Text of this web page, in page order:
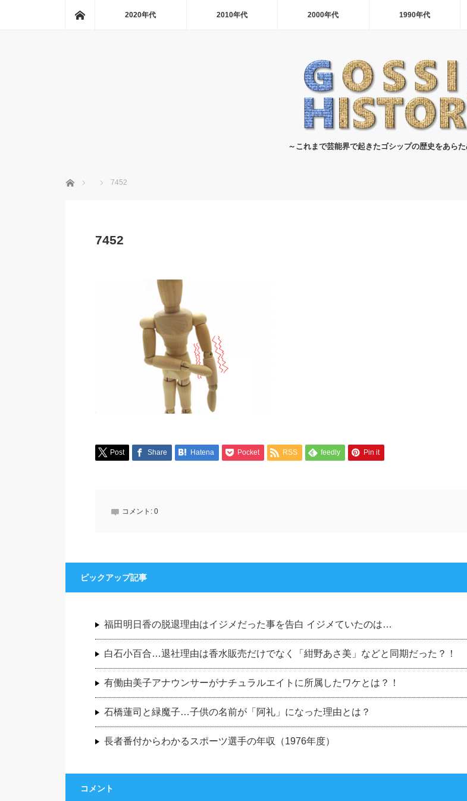
2020年代 2010年代 2000年代 1990年代
～これまで芸能界で起きたゴシップの歴史をあら
ホーム 7452
7452
Post Share Hatena Pocket RSS feedly Pin it
コメント: 0
ピックアップ記事
福田明日香の脱退理由はイジメだった事を告白 イジメていたのは…
白石小百合…退社理由は香水販売だけでなく「紺野あさ美」などと同期だった？！
有働由美子アナウンサーがナチュラルエイトに所属したワケとは？！
石橋蓮司と緑魔子…子供の名前が「阿礼」になった理由とは？
長者番付からわかるスポーツ選手の年収（1976年度）
コメント